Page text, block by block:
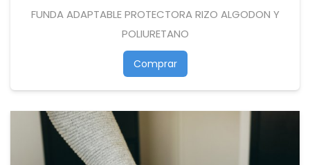
FUNDA ADAPTABLE PROTECTORA RIZO ALGODON Y
POLIURETANO
Comprar